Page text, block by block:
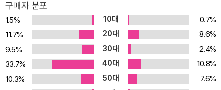
구매자 분포
1.5% 10대
0.7%
11.7%
20대
8.6%
9.5%
30대
2.4%
33.7%
40대
10.8%
10.3%
50대
7.6%